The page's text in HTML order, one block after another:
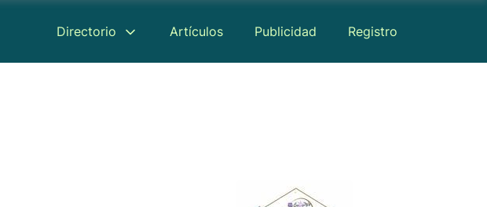
Directorio Artículos Publicidad Registro